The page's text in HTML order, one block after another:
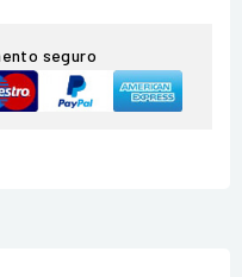
seguro